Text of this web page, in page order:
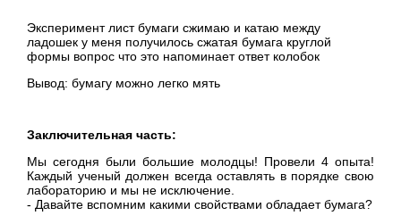
Эксперимент лист бумаги сжимаю и катаю между
ладошек у меня получилось сжатая бумага круглой
формы вопрос что это напоминает ответ колобок
Вывод: бумагу можно легко мять
Заключительная часть:
Мы сегодня были большие молодцы! Провели 4 опыта!
Каждый ученый должен всегда оставлять в порядке свою
лабораторию и мы не исключение.
- Давайте вспомним какими свойствами обладает бумага?